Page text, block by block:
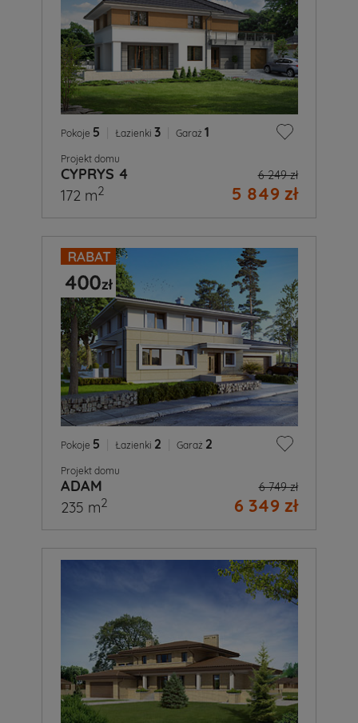
Pokoje 5 Łazienki 3 Garaż 1
Projekt domu
CYPRYS 4 6 249 zł
5 849 zł
172 m2
Pokoje 5 Łazienki 2 Garaż 2
Projekt domu
ADAM 6 749 zł
6 349 zł
235 m2